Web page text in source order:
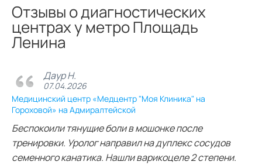
Отзывы о диагностических
центрах у метро Площадь
Ленина
Даур Н.
07.04.2026
Медицинский центр «Медцентр "Моя Клиника" на
Гороховой» на Адмиралтейской
Беспокоили тянущие боли в мошонке после
тренировки. Уролог направил на дуплекс сосудов
семенного канатика. Нашли варикоцеле 2 степени.